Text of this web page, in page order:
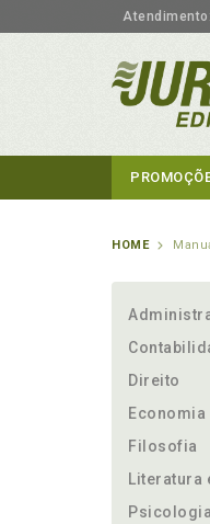
Atendimento:
HOME
Direito
Economia
Filosofia
Literatura
Psicologia